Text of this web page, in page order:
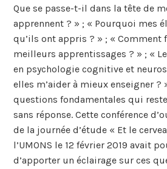
Que se passe-t-il dans la tête de
apprennent ? » ; « Pourquoi mes
qu’ils ont appris ? » ; « Comment
meilleurs apprentissages ? » ; «
en psychologie cognitive et
elles m’aider à mieux enseigner ?
questions fondamentales qui
sans réponse. Cette conférence
de la journée d’étude « Et le
l’UMONS le 12 février 2019 avait
d’apporter un éclairage sur ces